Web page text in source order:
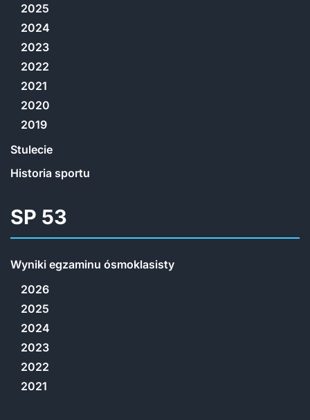
2025
2024
2023
2022
2021
2020
2019
Stulecie
Historia sportu
SP 53
Wyniki egzaminu ósmoklasisty
2026
2025
2024
2023
2022
2021